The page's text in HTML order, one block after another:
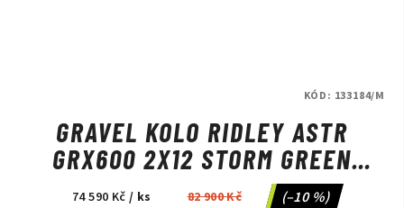
GRAVEL KOLO RIDLEY ASTR
GRX600 2X12 STORM GREEN
METALLIC/LIME GREEN
74 590 Kč / ks 82 900 Kč (–10 %)
KÓD: 133184/M